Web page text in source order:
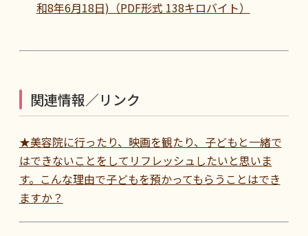
和8年6月18日)（PDF形式 138キロバイト）
関連情報／リンク
★美容院に行ったり、映画を観たり、子どもと一緒で
はできないことをしてリフレッシュしたいと思いま
す。こんな理由で子どもを預かってもらうことはでき
ますか？